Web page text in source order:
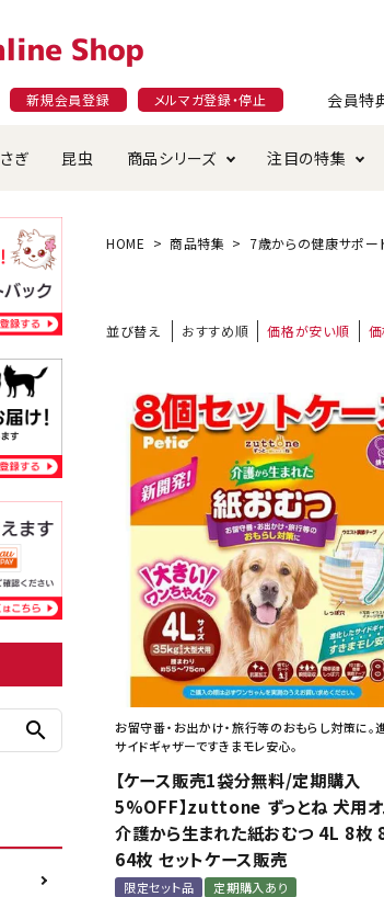
新規会員登録 メルマガ登録・停止 会員特
おやつ
しつけ用品
お手入れ・ケア用品
ぎ 昆虫 商品シリーズ
素材そのまま
注目の特集
無添加特集
またたび・元気草
ダイエット中にオススメ
会員特典について
search
HOME 商品特集 7歳からの健康サポー
並び替え おすすめ順 価格が安い順
お留守番・お出かけ・旅行等のおもらし対策に。
サイドギャザーですきまモレ安心。
【ケース販売1袋分無料/定期購入
5%OFF】zuttone ずっとね 犬用
介護から生まれた紙おむつ 4L 8枚
64枚 セットケース販売
限定セット品 定期購入あり